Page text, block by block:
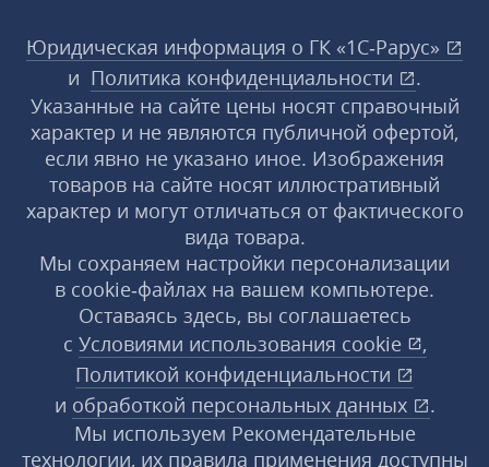
Юридическая информация о ГК «1С‑Рарус»
и Политика конфиденциальности
.
Указанные на сайте цены носят справочный
характер и не являются публичной офертой,
если явно не указано иное. Изображения
товаров на сайте носят иллюстративный
характер и могут отличаться от фактического
вида товара.
Мы сохраняем настройки персонализации
в cookie‑файлах на вашем компьютере.
Оставаясь здесь, вы соглашаетесь
с Условиями использования cookie
,
Политикой конфиденциальности
и обработкой персональных данных
.
Мы используем Рекомендательные
технологии, их правила применения доступны